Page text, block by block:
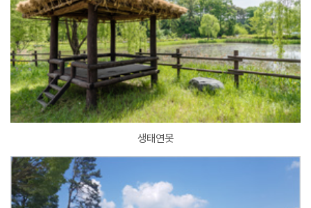
생태연못